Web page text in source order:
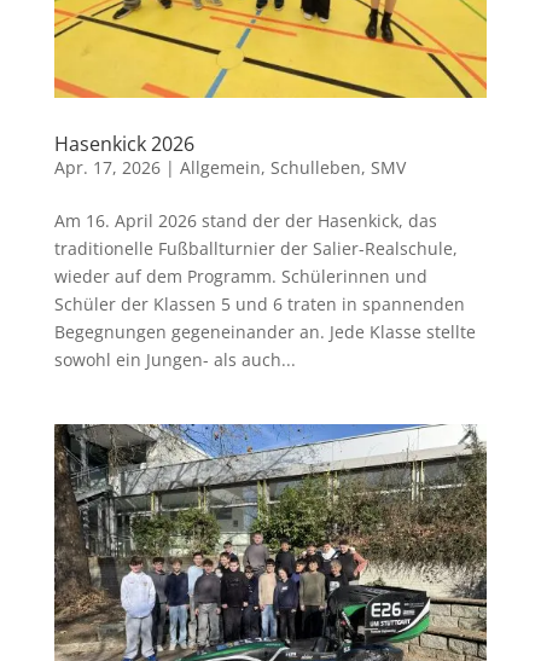
Hasenkick 2026
Apr. 17, 2026| Allgemein, Schulleben, SMV
Am 16. April 2026 stand der der Hasenkick, das
traditionelle Fußballturnier der Salier-Realschule,
wieder auf dem Programm. Schülerinnen und
Schüler der Klassen 5 und 6 traten in spannenden
Begegnungen gegeneinander an. Jede Klasse stellte
sowohl ein Jungen- als auch...